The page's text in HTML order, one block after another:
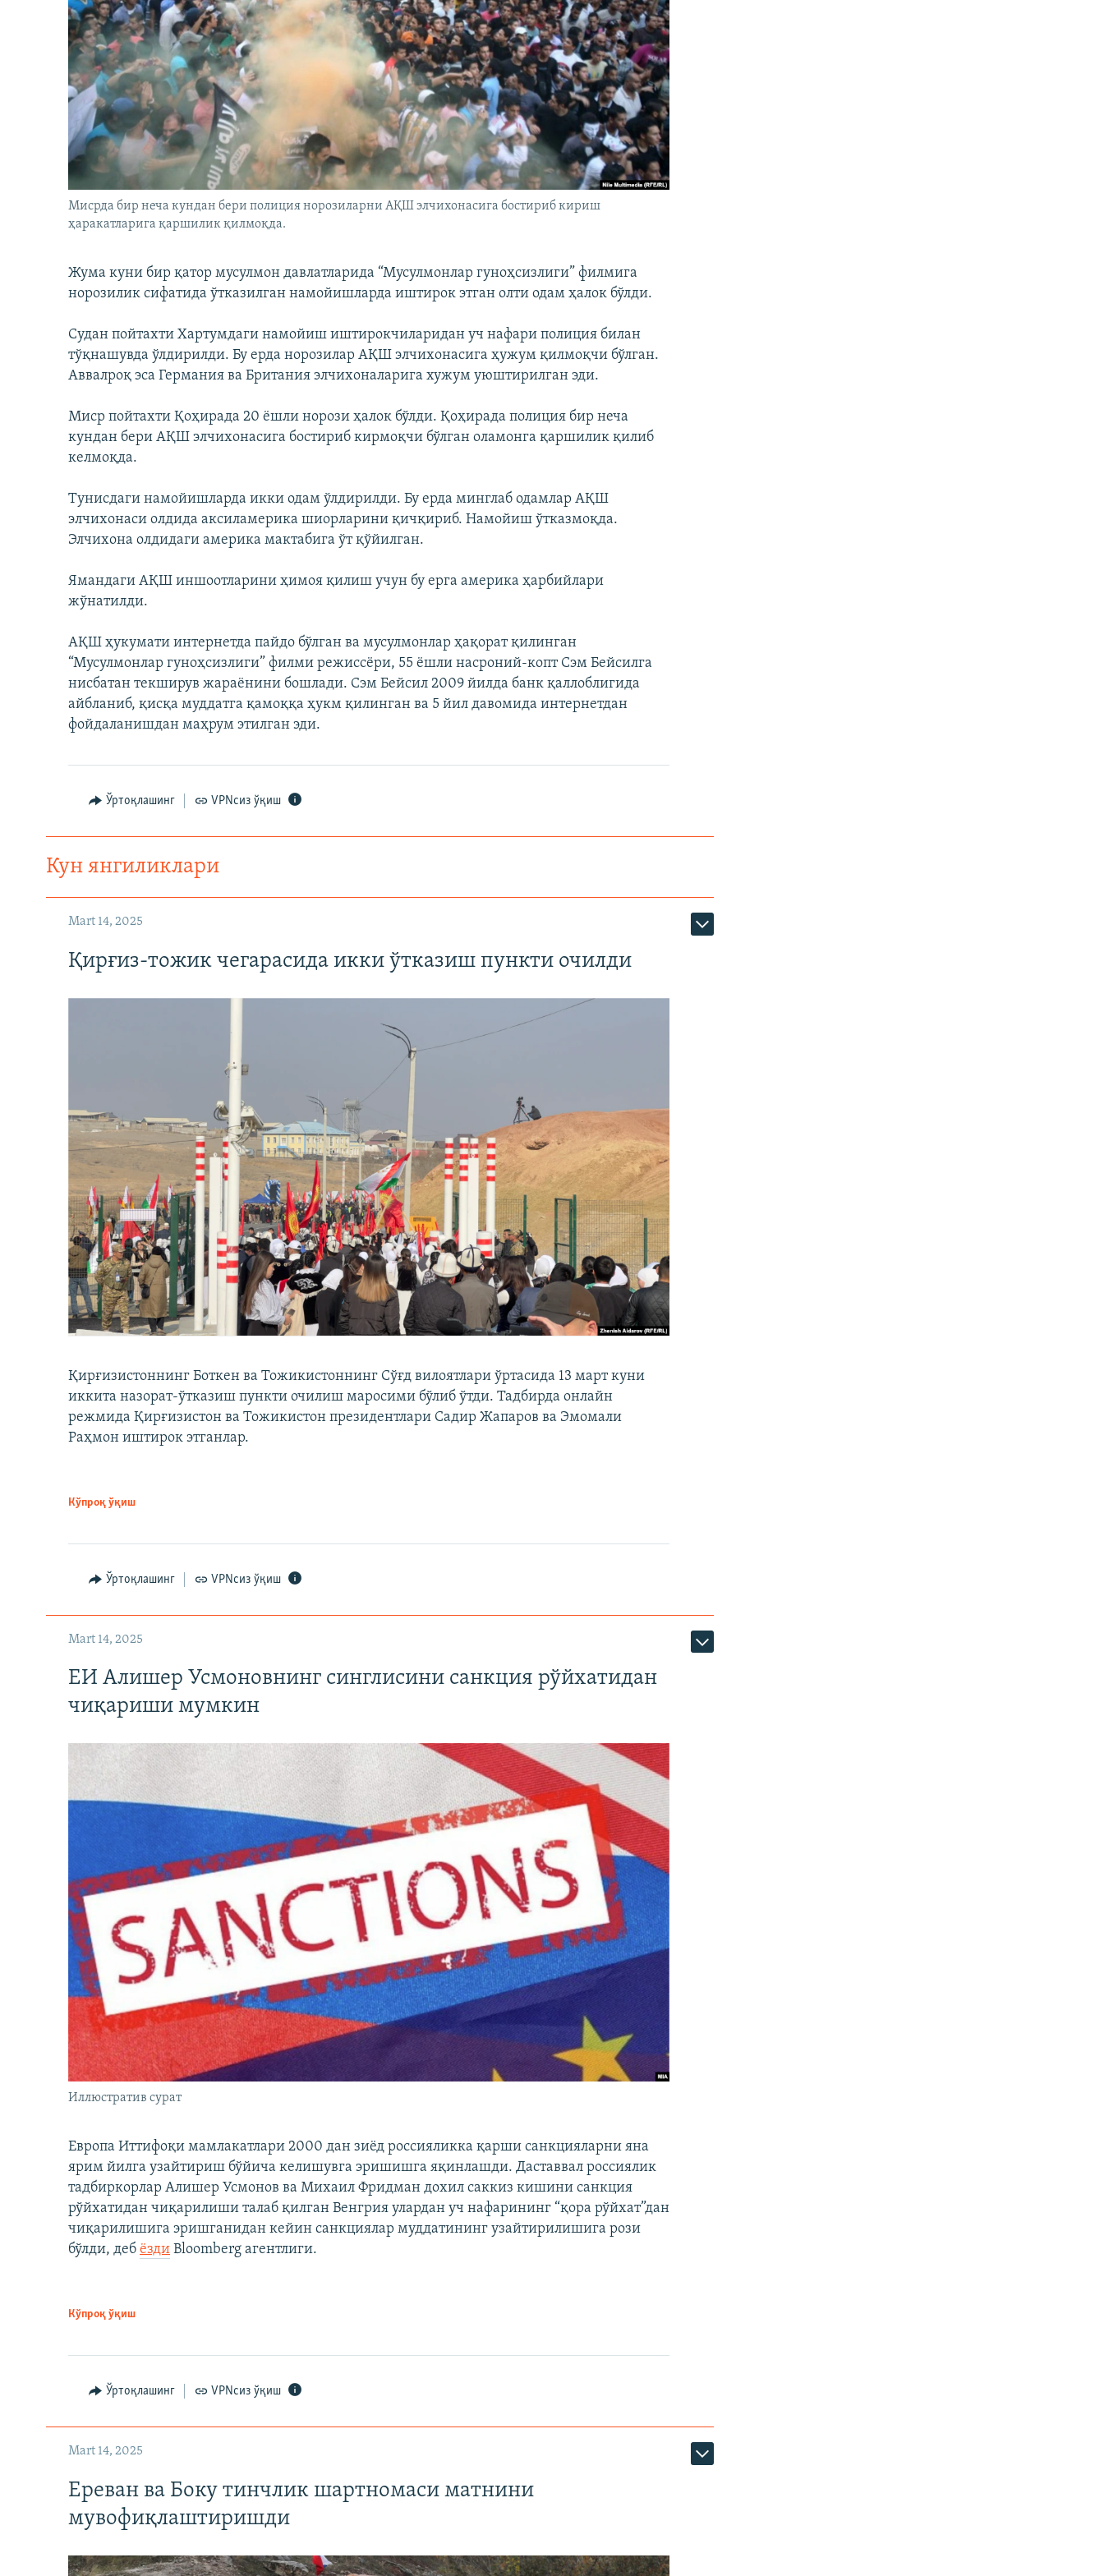
Мисрда бир неча кундан бери полиция норозиларни АҚШ элчихонасига бостириб кириш
ҳаракатларига қаршилик қилмоқда.
Жума куни бир қатор мусулмон давлатларида “Мусулмонлар гуноҳсизлиги” филмига
норозилик сифатида ўтказилган намойишларда иштирок этган олти одам ҳалок бўлди.
Судан пойтахти Хартумдаги намойиш иштирокчиларидан уч нафари полиция билан
тўқнашувда ўлдирилди. Бу ерда норозилар АҚШ элчихонасига ҳужум қилмоқчи бўлган.
Аввалроқ эса Германия ва Британия элчихоналарига хужум уюштирилган эди.
Миср пойтахти Қоҳирада 20 ёшли норози ҳалок бўлди. Қоҳирада полиция бир неча
кундан бери АҚШ элчихонасига бостириб кирмоқчи бўлган оламонга қаршилик қилиб
келмоқда.
Тунисдаги намойишларда икки одам ўлдирилди. Бу ерда минглаб одамлар АҚШ
элчихонаси олдида аксиламерика шиорларини қичқириб. Намойиш ўтказмоқда.
Элчихона олдидаги америка мактабига ўт қўйилган.
Ямандаги АҚШ иншоотларини ҳимоя қилиш учун бу ерга америка ҳарбийлари
жўнатилди.
АҚШ ҳукумати интернетда пайдо бўлган ва мусулмонлар ҳақорат қилинган
“Мусулмонлар гуноҳсизлиги” филми режиссёри, 55 ёшли насроний-копт Сэм Бейсилга
нисбатан текширув жараёнини бошлади. Сэм Бейсил 2009 йилда банк қаллоблигида
айбланиб, қисқа муддатга қамоққа ҳукм қилинган ва 5 йил давомида интернетдан
фойдаланишдан маҳрум этилган эди.
Ўртоқлашинг VPNсиз ўқиш
Кун янгиликлари
Mart 14, 2025
Қирғиз-тожик чегарасида икки ўтказиш пункти очилди
Қирғизистоннинг Боткен ва Тожикистоннинг Сўғд вилоятлари ўртасида 13 март куни
иккита назорат-ўтказиш пункти очилиш маросими бўлиб ўтди. Тадбирда онлайн
режмида Қирғизистон ва Тожикистон президентлари Садир Жапаров ва Эмомали
Раҳмон иштирок этганлар.
Кўпроқ ўқиш
Ўртоқлашинг VPNсиз ўқиш
Mart 14, 2025
ЕИ Алишер Усмоновнинг синглисини санкция рўйхатидан
чиқариши мумкин
Иллюстратив сурат
Европа Иттифоқи мамлакатлари 2000 дан зиёд россияликка қарши санкцияларни яна
ярим йилга узайтириш бўйича келишувга эришишга яқинлашди. Даставвал россиялик
тадбиркорлар Алишер Усмонов ва Михаил Фридман дохил саккиз кишини санкция
рўйхатидан чиқарилиши талаб қилган Венгрия улардан уч нафарининг “қора рўйхат”дан
чиқарилишига эришганидан кейин санкциялар муддатининг узайтирилишига рози
бўлди, деб ёзди Bloomberg агентлиги.
Кўпроқ ўқиш
Ўртоқлашинг VPNсиз ўқиш
Mart 14, 2025
Ереван ва Боку тинчлик шартномаси матнини
мувофиқлаштиришди